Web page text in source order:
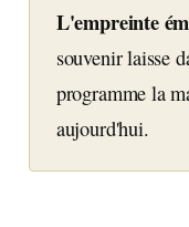
L'empreinte
souvenir laisse
programme la
aujourd'hui.